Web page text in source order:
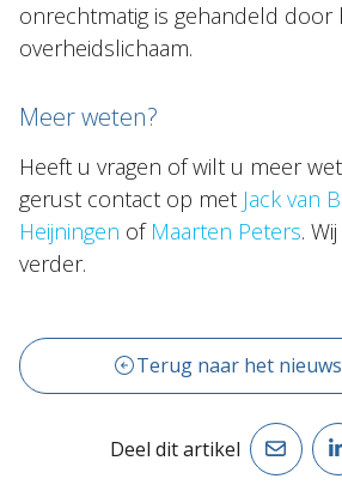
onrechtmatig is gehandeld door
overheidslichaam.
Meer weten?
Heeft u vragen of wilt u meer
gerust contact op met Jack van
Heijningen of Maarten Peters.
verder.
Terug naar het
Deel dit artikel